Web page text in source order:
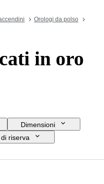
Orologi da polso
in oro
Dimensioni
riserva